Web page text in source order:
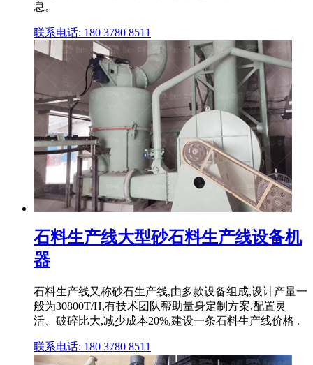
息。
联系电话: 180 3780 8511
石料生产线大型砂石料生产线设备机
器
石料生产线又称砂石生产线,由多款设备组成,设计产量一
般为30800T/H,有技术团队帮助量身定制方案,配置灵
活、破碎比大,减少成本20%,建设一条石料生产线价格 .
联系电话: 180 3780 8511